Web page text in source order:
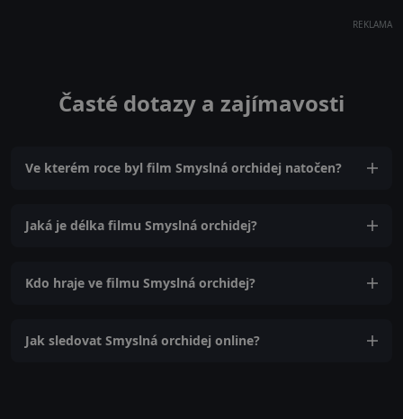
REKLAMA
Časté dotazy a zajímavosti
Ve kterém roce byl film Smyslná orchidej natočen?
Jaká je délka filmu Smyslná orchidej?
Kdo hraje ve filmu Smyslná orchidej?
Jak sledovat Smyslná orchidej online?